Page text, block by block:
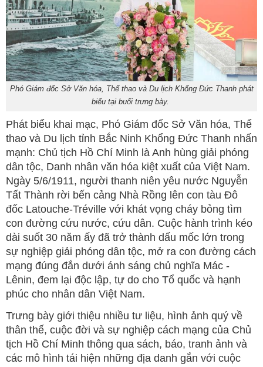
Phó Giám đốc Sở Văn hóa, Thể thao và Du lịch Khổng Đức Thanh phát
biểu tại buổi trưng bày.
Phát biểu khai mạc, Phó Giám đốc Sở Văn hóa, Thể
thao và Du lịch tỉnh Bắc Ninh Khổng Đức Thanh nhấn
mạnh: Chủ tịch Hồ Chí Minh là Anh hùng giải phóng
dân tộc, Danh nhân văn hóa kiệt xuất của Việt Nam.
Ngày 5/6/1911, người thanh niên yêu nước Nguyễn
Tất Thành rời bến cảng Nhà Rồng lên con tàu Đô
đốc Latouche-Tréville với khát vọng cháy bỏng tìm
con đường cứu nước, cứu dân. Cuộc hành trình kéo
dài suốt 30 năm ấy đã trở thành dấu mốc lớn trong
sự nghiệp giải phóng dân tộc, mở ra con đường cách
mạng đúng đắn dưới ánh sáng chủ nghĩa Mác -
Lênin, đem lại độc lập, tự do cho Tổ quốc và hạnh
phúc cho nhân dân Việt Nam.
Trưng bày giới thiệu nhiều tư liệu, hình ảnh quý về
thân thế, cuộc đời và sự nghiệp cách mạng của Chủ
tịch Hồ Chí Minh thông qua sách, báo, tranh ảnh và
các mô hình tái hiện những địa danh gắn với cuộc